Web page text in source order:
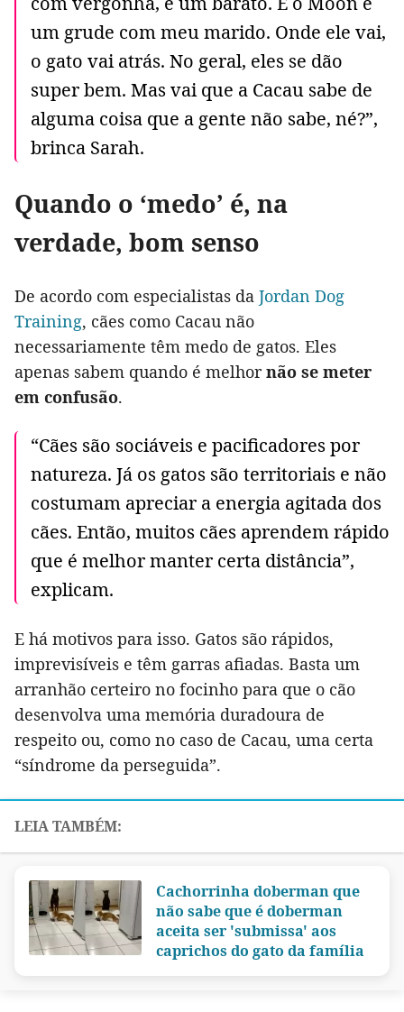
um grude com meu marido. Onde ele vai,
o gato vai atrás. No geral, eles se dão
super bem. Mas vai que a Cacau sabe de
alguma coisa que a gente não sabe, né?”,
brinca Sarah.
Quando o ‘medo’ é, na
verdade, bom senso
De acordo com especialistas da Jordan Dog
Training, cães como Cacau não
necessariamente têm medo de gatos. Eles
apenas sabem quando é melhornão se meter
em confusão.
“Cães são sociáveis e pacificadores por
natureza. Já os gatos são territoriais e não
costumam apreciar a energia agitada dos
cães. Então, muitos cães aprendem rápido
que é melhor manter certa distância”,
explicam.
E há motivos para isso. Gatos são rápidos,
imprevisíveis e têm garras afiadas. Basta um
arranhão certeiro no focinho para que o cão
desenvolva uma memória duradoura de
respeito ou, como no caso de Cacau, uma certa
“síndrome da perseguida”.
Cachorrinha doberman que
não sabe que é doberman
aceita ser 'submissa' aos
caprichos do gato da família